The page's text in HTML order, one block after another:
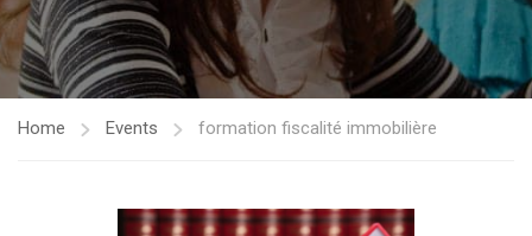
Home Events formation fiscalité immobilière